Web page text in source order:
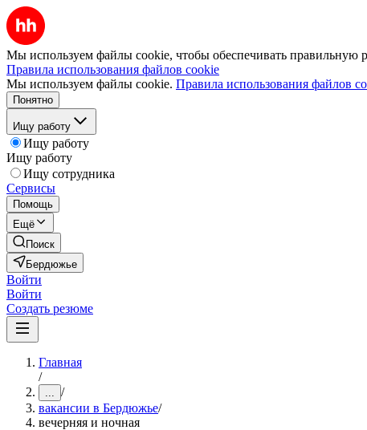
Мы используем файлы cookie, чтобы обеспечивать правильную
Правила использования файлов cookie
Мы используем файлы cookie. Правила использования файлов
Понятно
Ищу работу
Ищу работу
Ищу работу
Ищу сотрудника
Сервисы
Помощь
Ещё
Поиск
Бердюжье
Войти
Войти
Создать резюме
Главная
/
... /
вакансии в Бердюжье/
вечерняя и ночная